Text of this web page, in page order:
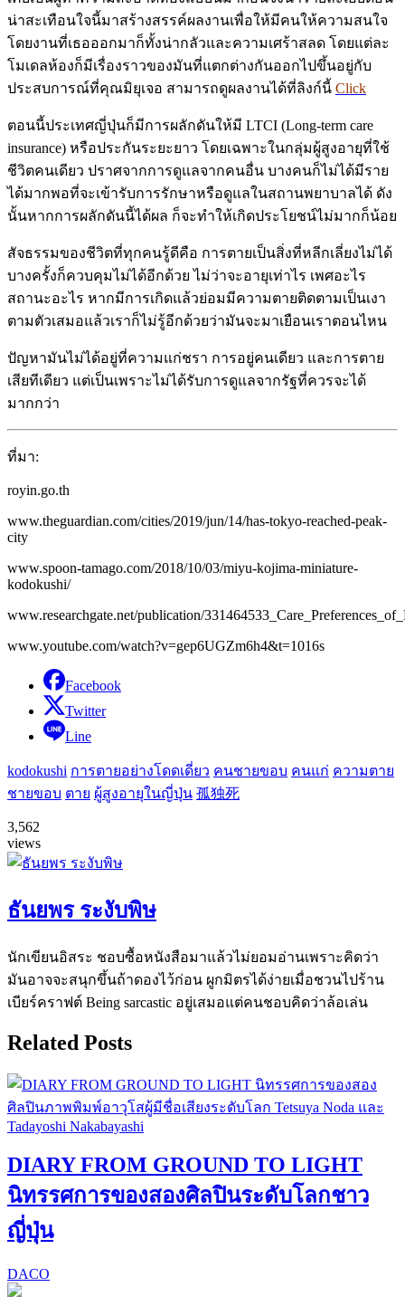
น่าสะเทือนใจนี้มาสร้างสรรค์ผลงานเพื่อให้มีคนให้ความสนใจ
โดยงานที่เธอออกมาก็ทั้งน่ากลัวและความเศร้าสลด โดยแต่ละ
โมเดลห้องก็มีเรื่องราวของมันที่แตกต่างกันออกไปขึ้นอยู่กับ
ประสบการณ์ที่คุณมิยุเจอ สามารถดูผลงานได้ที่ลิงก์นี้ Click
ตอนนี้ประเทศญี่ปุ่นก็มีการผลักดันให้มี LTCI (Long-term care
insurance) หรือประกันระยะยาว โดยเฉพาะในกลุ่มผู้สูงอายุที่ใช้
ชีวิตคนเดียว ปราศจากการดูแลจากคนอื่น บางคนก็ไม่ได้มีราย
ได้มากพอที่จะเข้ารับการรักษาหรือดูแลในสถานพยาบาลได้ ดัง
นั้นหากการผลักดันนี้ได้ผล ก็จะทำให้เกิดประโยชน์ไม่มากก็น้อย
สัจธรรมของชีวิตที่ทุกคนรู้ดีคือ การตายเป็นสิ่งที่หลีกเลี่ยงไม่ได้
บางครั้งก็ควบคุมไม่ได้อีกด้วย ไม่ว่าจะอายุเท่าไร เพศอะไร
สถานะอะไร หากมีการเกิดแล้วย่อมมีความตายติดตามเป็นเงา
ตามตัวเสมอแล้วเราก็ไม่รู้อีกด้วยว่ามันจะมาเยือนเราตอนไหน
ปัญหามันไม่ได้อยู่ที่ความแก่ชรา การอยู่คนเดียว และการตาย
เสียทีเดียว แต่เป็นเพราะไม่ได้รับการดูแลจากรัฐที่ควรจะได้
มากกว่า
ที่มา:
royin.go.th
www.theguardian.com/cities/2019/jun/14/has-tokyo-reached-peak-
city
www.spoon-tamago.com/2018/10/03/miyu-kojima-miniature-
kodokushi/
www.researchgate.net/publication/
www.youtube.com/watch?v=gep6UGZm6h4&t=1016s
Facebook
Twitter
Line
kodokushi การตายอย่างโดดเดี่ยว คนชายขอบ คนแก่ ความตาย
ชายขอบ ตาย ผู้สูงอายุในญี่ปุ่น 孤独死
3,562
views
ธันยพร ระงับพิษ
นักเขียนอิสระ ชอบซื้อหนังสือมาแล้วไม่ยอมอ่านเพราะคิดว่า
มันอาจจะสนุกขึ้นถ้าดองไว้ก่อน ผูกมิตรได้ง่ายเมื่อชวนไปร้าน
เบียร์คราฟต์ Being sarcastic อยู่เสมอแต่คนชอบคิดว่าล้อเล่น
Related Posts
DIARY FROM GROUND TO LIGHT
นิทรรศการของสองศิลปินระดับโลกชาว
ญี่ปุ่น
DACO